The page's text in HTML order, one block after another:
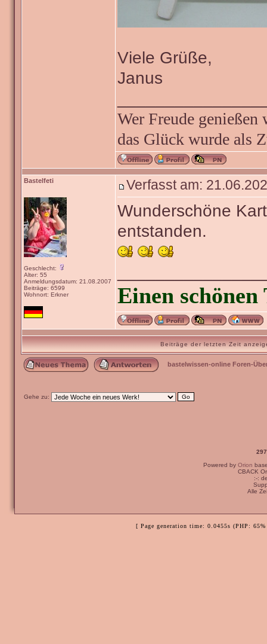
Viele Grüße,
Janus
Wer Freude
das Glück wurde als
Bastelfeti
Geschlecht:
Alter: 55
Anmeldungsdatum: 21.08.2007
Beiträge: 6599
Wohnort: Erkner
Verfasst am:
Wunderschöne
entstanden.
Einen
Beiträge der letzten Zeit
bastelwissen-online Foren-
Gehe zu:
Powered by Orion
CBACK
:-:
Alle
[ Page generation time: 0.0455s (PHP: